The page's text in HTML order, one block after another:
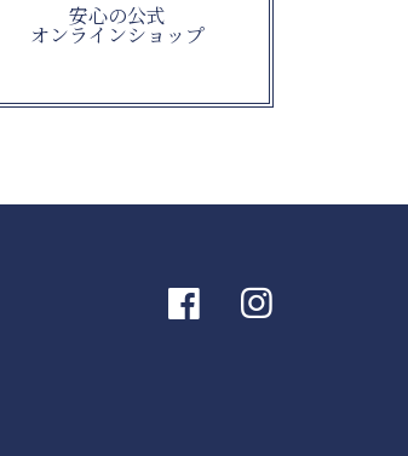
安心の公式
オンラインショップ